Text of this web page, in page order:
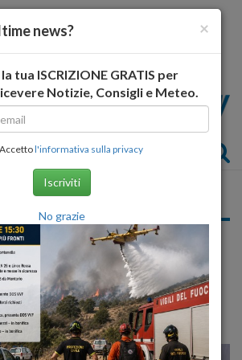
Alessandrini sui
"Sono ben 400 e non solo
×
news?
tua ISCRIZIONE GRATIS per
Notizie, Consigli e Meteo.
Accettol'informativa sulla privacy
Iscriviti
No grazie